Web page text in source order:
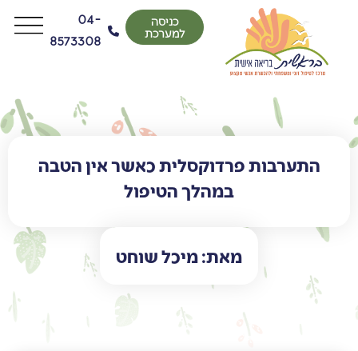
כניסה
למערכת
04-
8573308
התערבות פרדוקסלית כאשר אין הטבה
במהלך הטיפול
מאת: מיכל שוחט